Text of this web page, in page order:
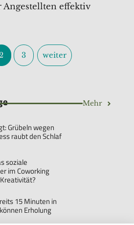
effektiv
3 weiter
Mehr
Grübeln wegen
raubt den Schlaf
soziale
im Coworking
15 Minuten in
Erholung